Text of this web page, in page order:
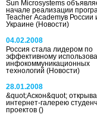
Sun Microsystems
начале реализации
Teacher Academyв России
Украине (Новости)
04.02.2008
Россия стала лидером по
эффективному
инфокоммуникационных
технологий (Новости)
28.01.2008
&quot;Аскон&quot;
интернет-галерею
проектов ()